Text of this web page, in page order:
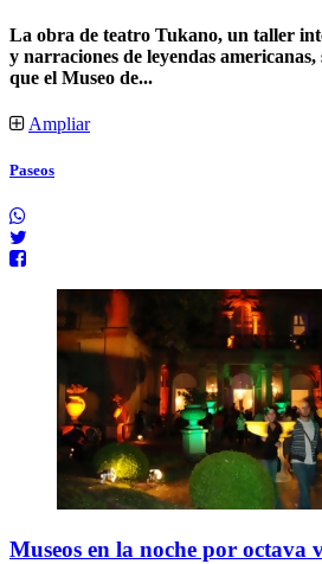
La obra de teatro Tukano, un taller
y narraciones de leyendas
que el Museo de...
Ampliar
Paseos
Museos en la noche por octava